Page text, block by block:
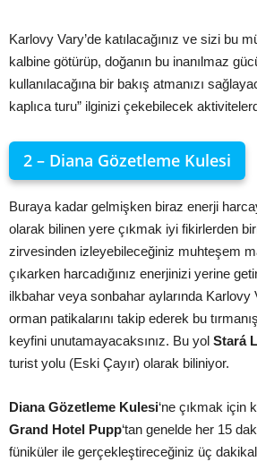
Karlovy Vary’de katılacağınız ve sizi bu
kalbine götürüp, doğanın bu inanılmaz
kullanılacağına bir bakış atmanızı
kaplıca turu” ilginizi çekebilecek
2 – Diana Gözetleme Kulesi
Buraya kadar gelmişken biraz enerji
olarak bilinen yere çıkmak iyi fikirlerden
zirvesinden izleyebileceğiniz muhteşem
çıkarken harcadığınız enerjinizi yerine
ilkbahar veya sonbahar aylarında Karlovy
orman patikalarını takip ederek bu
keyfini unutamayacaksınız. Bu yol Stará
turist yolu (Eski Çayır) olarak biliniyor.
Diana Gözetleme Kulesi‘ne çıkmak için
Grand Hotel Pupp‘tan genelde her 15
füniküler ile gerçekleştireceğiniz üç